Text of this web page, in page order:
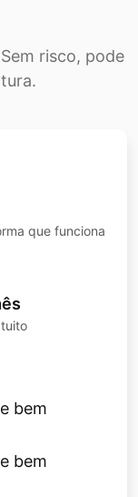
risco, pode
que funciona
bem
bem